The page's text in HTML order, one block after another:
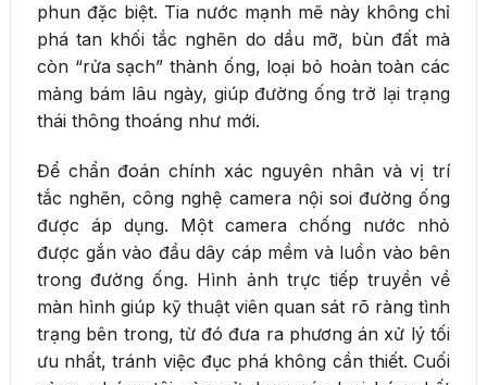
phun đặc biệt. Tia nước mạnh mẽ này không chỉ
phá tan khối tắc nghẽn do dầu mỡ, bùn đất mà
còn “rửa sạch” thành ống, loại bỏ hoàn toàn các
mảng bám lâu ngày, giúp đường ống trở lại trạng
thái thông thoáng như mới.
Để chẩn đoán chính xác nguyên nhân và vị trí
tắc nghẽn, công nghệ camera nội soi đường ống
được áp dụng. Một camera chống nước nhỏ
được gắn vào đầu dây cáp mềm và luồn vào bên
trong đường ống. Hình ảnh trực tiếp truyền về
màn hình giúp kỹ thuật viên quan sát rõ ràng tình
trạng bên trong, từ đó đưa ra phương án xử lý tối
ưu nhất, tránh việc đục phá không cần thiết. Cuối